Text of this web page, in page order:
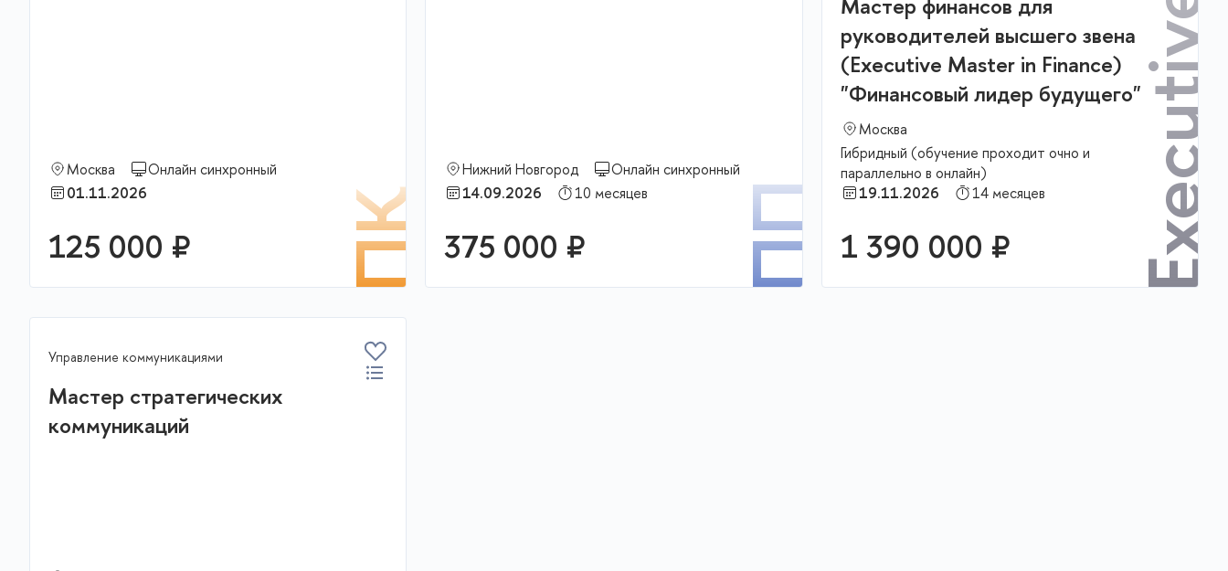
ПК
Москва
Онлайн синхронный
01.11.2026
125 000 ₽ В корзину ПП
Нижний Новгород
Онлайн синхронный
14.09.2026
10 месяцев
375 000 ₽ В корзину
руководителей высшего звена
(Executive Master in Finance)
"Финансовый лидер будущего"
Москва
Гибридный (обучение проходит очно и
параллельно в онлайн)
19.11.2026
14 месяцев
1 390 000 ₽
Управление коммуникациями
Мастер стратегических
коммуникаций